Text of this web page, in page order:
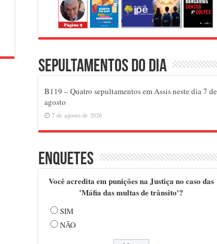
Sepultamentos do dia
B119 – Quatro sepultamentos em Assis neste dia 7 de
agosto
7 de agosto de 2026
Enquetes
Você acredita em punições na Justiça no caso das
'Máfia das multas de trânsito'?
SIM
NÃO